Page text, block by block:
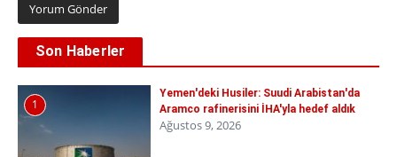
Son Haberler
1
Yemen'deki Husiler: Suudi Arabistan'da
Aramco rafinerisini İHA'yla hedef aldık
Ağustos 9, 2026